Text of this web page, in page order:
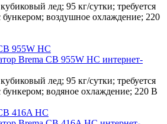
кубиковый лед; 95 кг/сутки; требуется
воздушное охлаждение; 220
955W HC
кубиковый лед; 95 кг/сутки; требуется
водяное охлаждение; 220 В
416A HC